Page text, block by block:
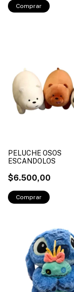
PELUCHE OSOS
ESCANDOLOS
$6.500,00